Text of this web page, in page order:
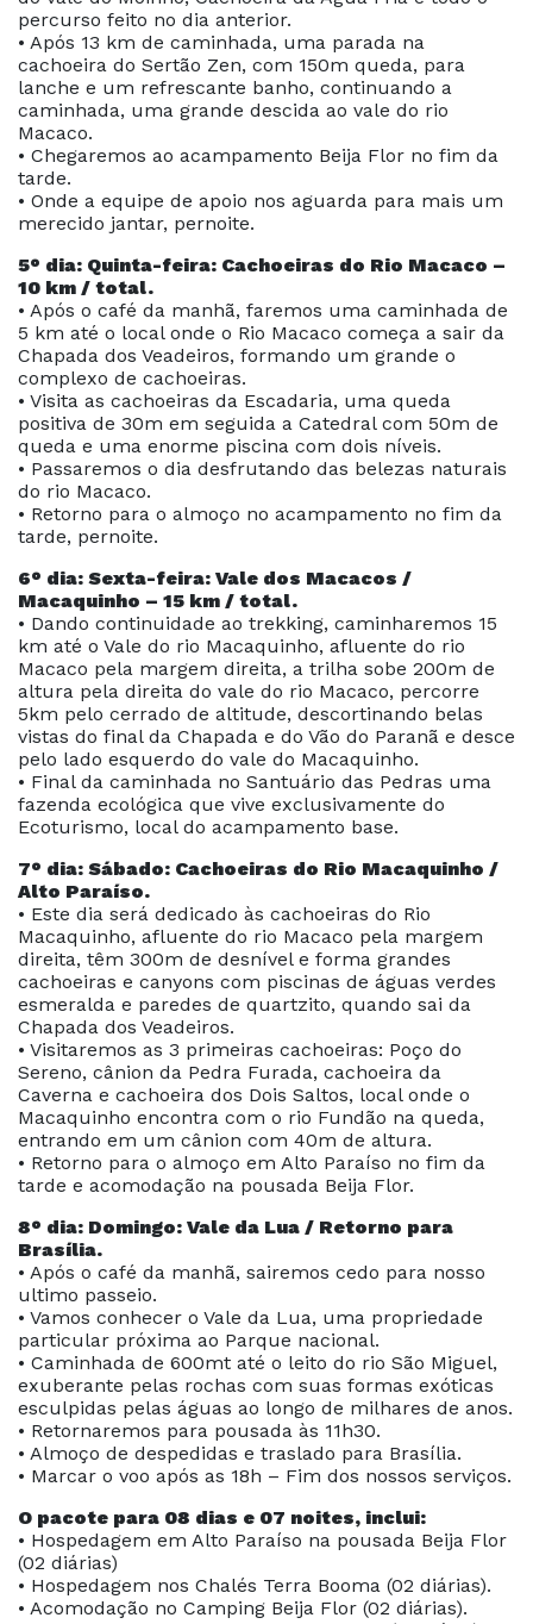
percurso feito no dia anterior.
• Após 13 km de caminhada, uma parada na
cachoeira do Sertão Zen, com 150m queda, para
lanche e um refrescante banho, continuando a
caminhada, uma grande descida ao vale do rio
Macaco.
• Chegaremos ao acampamento Beija Flor no fim da
tarde.
• Onde a equipe de apoio nos aguarda para mais um
merecido jantar, pernoite.
5° dia: Quinta-feira: Cachoeiras do Rio Macaco –
10 km / total.
• Após o café da manhã, faremos uma caminhada de
5 km até o local onde o Rio Macaco começa a sair da
Chapada dos Veadeiros, formando um grande o
complexo de cachoeiras.
• Visita as cachoeiras da Escadaria, uma queda
positiva de 30m em seguida a Catedral com 50m de
queda e uma enorme piscina com dois níveis.
• Passaremos o dia desfrutando das belezas naturais
do rio Macaco.
• Retorno para o almoço no acampamento no fim da
tarde, pernoite.
6° dia: Sexta-feira: Vale dos Macacos /
Macaquinho – 15 km / total.
• Dando continuidade ao trekking, caminharemos 15
km até o Vale do rio Macaquinho, afluente do rio
Macaco pela margem direita, a trilha sobe 200m de
altura pela direita do vale do rio Macaco, percorre
5km pelo cerrado de altitude, descortinando belas
vistas do final da Chapada e do Vão do Paranã e desce
pelo lado esquerdo do vale do Macaquinho.
• Final da caminhada no Santuário das Pedras uma
fazenda ecológica que vive exclusivamente do
Ecoturismo, local do acampamento base.
7° dia: Sábado: Cachoeiras do Rio Macaquinho /
Alto Paraíso.
• Este dia será dedicado às cachoeiras do Rio
Macaquinho, afluente do rio Macaco pela margem
direita, têm 300m de desnível e forma grandes
cachoeiras e canyons com piscinas de águas verdes
esmeralda e paredes de quartzito, quando sai da
Chapada dos Veadeiros.
• Visitaremos as 3 primeiras cachoeiras: Poço do
Sereno, cânion da Pedra Furada, cachoeira da
Caverna e cachoeira dos Dois Saltos, local onde o
Macaquinho encontra com o rio Fundão na queda,
entrando em um cânion com 40m de altura.
• Retorno para o almoço em Alto Paraíso no fim da
tarde e acomodação na pousada Beija Flor.
8° dia: Domingo: Vale da Lua / Retorno para
Brasília.
• Após o café da manhã, sairemos cedo para nosso
ultimo passeio.
• Vamos conhecer o Vale da Lua, uma propriedade
particular próxima ao Parque nacional.
• Caminhada de 600mt até o leito do rio São Miguel,
exuberante pelas rochas com suas formas exóticas
esculpidas pelas águas ao longo de milhares de anos.
• Retornaremos para pousada às 11h30.
• Almoço de despedidas e traslado para Brasília.
• Marcar o voo após as 18h – Fim dos nossos serviços.
O pacote para 08 dias e 07 noites, inclui:
• Hospedagem em Alto Paraíso na pousada Beija Flor
(02 diárias)
• Hospedagem nos Chalés Terra Booma (02 diárias).
• Acomodação no Camping Beija Flor (02 diárias).